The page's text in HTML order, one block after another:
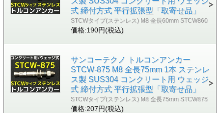
式 締付方式 平行拡張型「取寄せ品」
STCWタイプ(ステンレス) M8 全長60mm STCW860
価格:190円(税込)
サンコーテクノ トルコンアンカー
STCW-875 M8 全長75mm 1本 ステンレ
ス製 SUS304 コンクリート用 ウェッジ
式 締付方式 平行拡張型「取寄せ品」
STCWタイプ(ステンレス) M8 全長75mm STCW875
価格:207円(税込)